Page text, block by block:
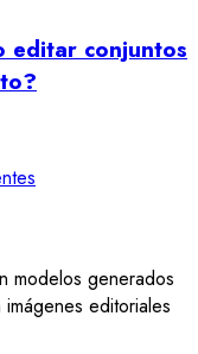
editar conjuntos
modelos generados
editoriales